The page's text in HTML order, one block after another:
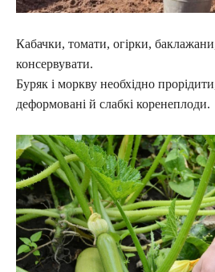
Кабачки, томати, огірки,
консервувати.
Буряк і моркву необхідно
деформовані й слабкі коренеплоди.